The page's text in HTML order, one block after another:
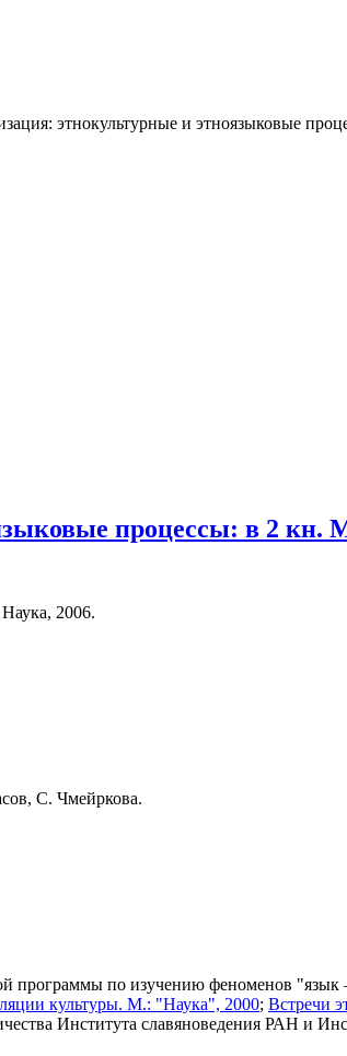
этнокультурные и этноязыковые
процессы: в 2 кн.
2006.
С. Чмейркова.
по изучению феноменов "язык
культуры. М.: "Наука", 2000; Встречи
Института славяноведения РАН и